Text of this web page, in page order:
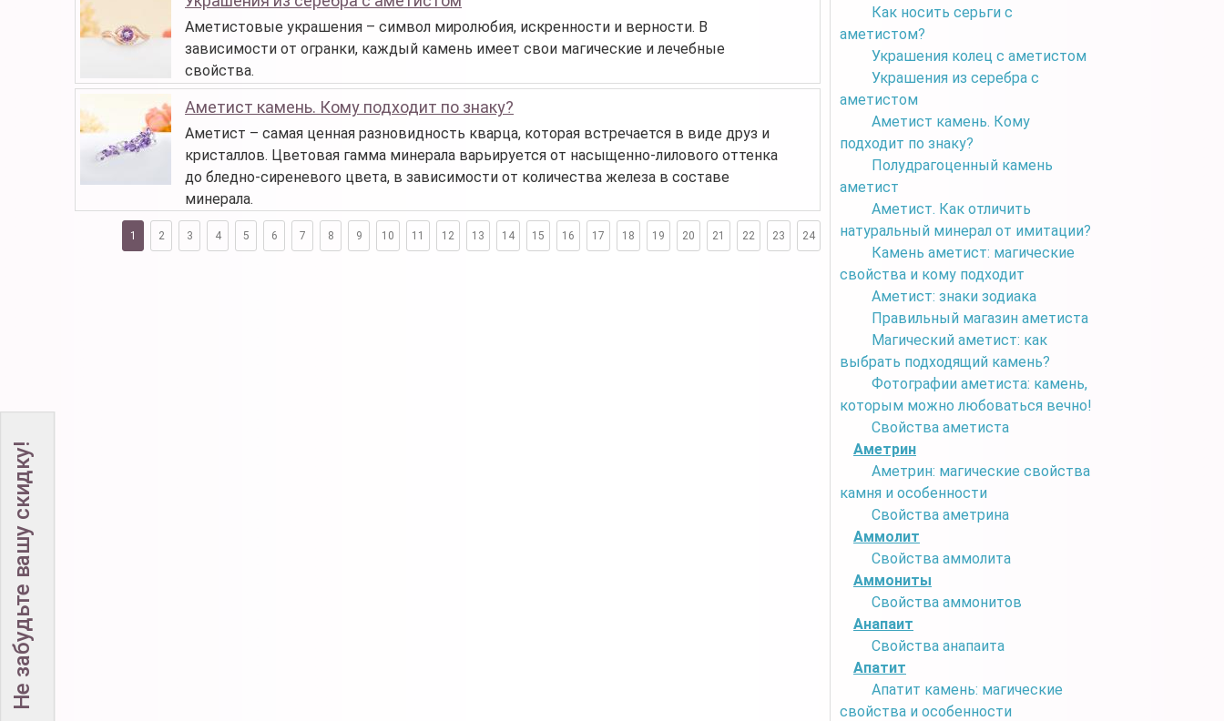
Аметистовые украшения – символ миролюбия, искренности и верности. В
зависимости от огранки, каждый камень имеет свои магические и лечебные
свойства.
Аметист камень. Кому подходит по знаку?
Аметист – самая ценная разновидность кварца, которая встречается в виде друз и
кристаллов. Цветовая гамма минерала варьируется от насыщенно-лилового оттенка
до бледно-сиреневого цвета, в зависимости от количества железа в составе
минерала.
1 2 3 4 5 6 7 8 9 10 11 12 13 14 15 16 17 18 19 20 21 22 23 24
Как носить серьги с
аметистом?
Украшения колец с аметистом
Украшения из серебра с
аметистом
Аметист камень. Кому
подходит по знаку?
Полудрагоценный камень
аметист
Аметист. Как отличить
натуральный минерал от имитации?
Камень аметист: магические
свойства и кому подходит
Аметист: знаки зодиака
Правильный магазин аметиста
Магический аметист: как
выбрать подходящий камень?
Фотографии аметиста: камень,
которым можно любоваться вечно!
Свойства аметиста
Аметрин
Аметрин: магические свойства
камня и особенности
Свойства аметрина
Аммолит
Свойства аммолита
Аммониты
Свойства аммонитов
Анапаит
Свойства анапаита
Апатит
Апатит камень: магические
свойства и особенности
Не забудьте вашу скидку!